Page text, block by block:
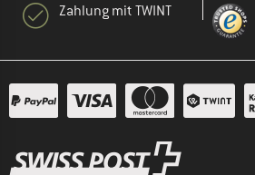
Zahlung mit TWINT